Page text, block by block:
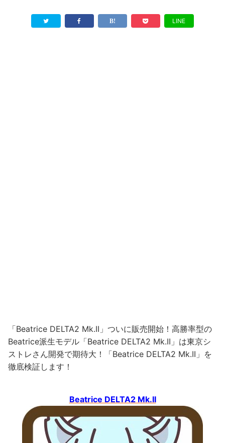
LINE
「Beatrice DELTA2 Mk.II」ついに販売開始！高勝率型の
Beatrice派生モデル「Beatrice DELTA2 Mk.II」は東京シ
ストレさん開発で期待大！「Beatrice DELTA2 Mk.II」を
徹底検証します！
Beatrice DELTA2 Mk.II